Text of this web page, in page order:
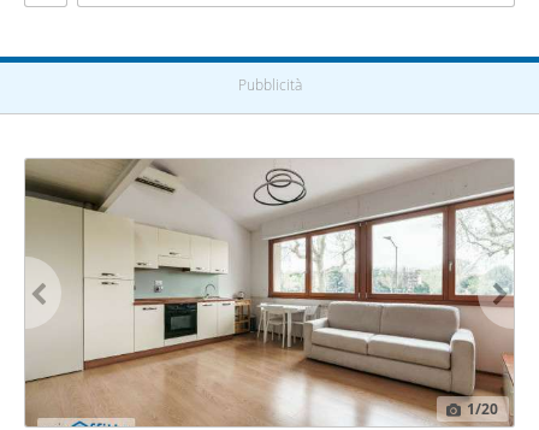
Pubblicità
1/20